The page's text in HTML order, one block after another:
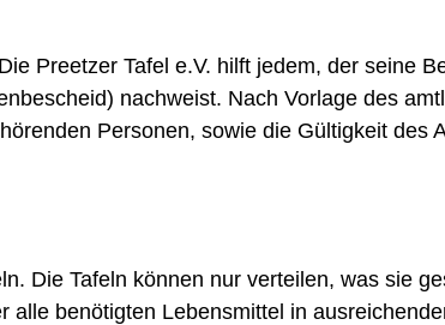
Preetzer Tafel e.V. hilft jedem, der seine
nachweist. Nach Vorlage des
Personen, sowie die Gültigkeit des
Die Tafeln können nur verteilen, was sie
benötigten Lebensmittel in